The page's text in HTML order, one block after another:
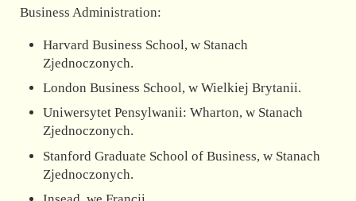
Business Administration:
Harvard Business School, w Stanach
Zjednoczonych.
London Business School, w Wielkiej Brytanii.
Uniwersytet Pensylwanii: Wharton, w Stanach
Zjednoczonych.
Stanford Graduate School of Business, w Stanach
Zjednoczonych.